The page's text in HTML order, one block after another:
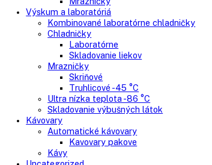
Chladnie nápojov
Skriňové
Truhlicové
Vinotéky
Pekárne
Chladničky
Mrazničky
Výskum a laboratóriá
Kombinované laboratórne chladničky
Chladničky
Laboratórne
Skladovanie liekov
Mrazničky